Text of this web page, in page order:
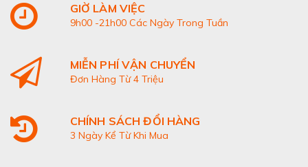
GIỜ LÀM VIỆC
9h00 -21h00 Các Ngày Trong Tuần
MIỄN PHÍ VẬN CHUYỂN
Đơn Hàng Từ 4 Triệu
CHÍNH SÁCH ĐỔI HÀNG
3 Ngày Kể Từ Khi Mua